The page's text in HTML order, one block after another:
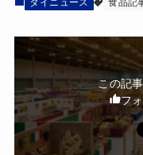
タイニュース 食品記
この記
フ